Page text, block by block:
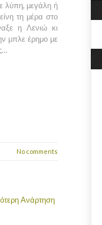
λύπη, μεγάλη ή
τη μέρα στο
η Λενιώ κι
μπλε έρημο με
No comments
Ανάρτηση